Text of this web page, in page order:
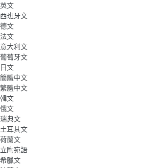
英文
西班牙文
德文
法文
意大利文
葡萄牙文
日文
簡體中文
繁體中文
韓文
俄文
瑞典文
土耳其文
荷蘭文
立陶宛語
希臘文